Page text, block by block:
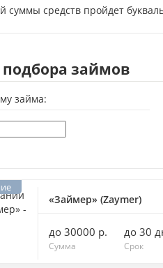
суммы средств пройдет
займов
займа:
«Займер» (Zaymer)
до 30000 р.
Сумма
до 30
Срок